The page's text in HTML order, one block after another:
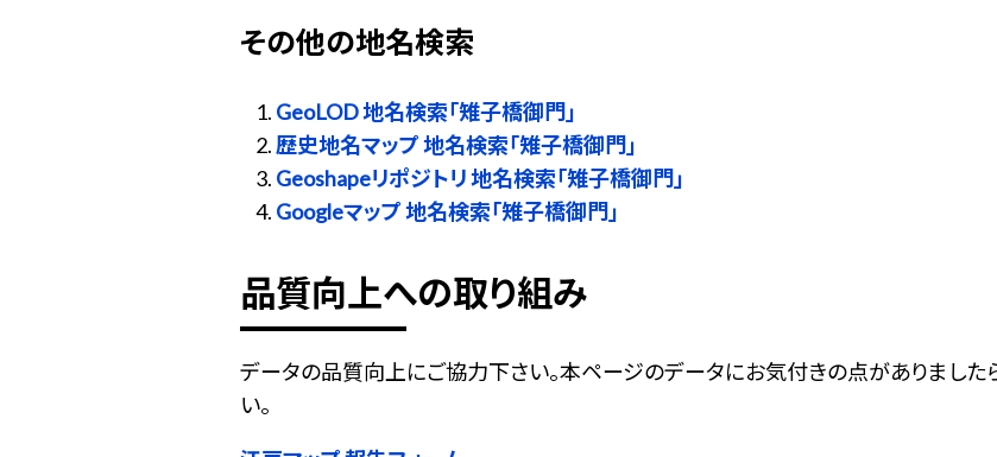
その他の地名検索
GeoLOD 地名検索「雉子橋御門」
歴史地名マップ 地名検索「雉子橋御門」
Geoshapeリポジトリ 地名検索「雉子橋御門」
Googleマップ 地名検索「雉子橋御門」
品質向上への取り組み
データの品質向上にご協力下さい。本ページのデータにお気付きの点がありました
い。